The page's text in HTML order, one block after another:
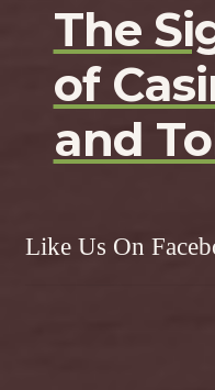
The
of
and
Like Us On